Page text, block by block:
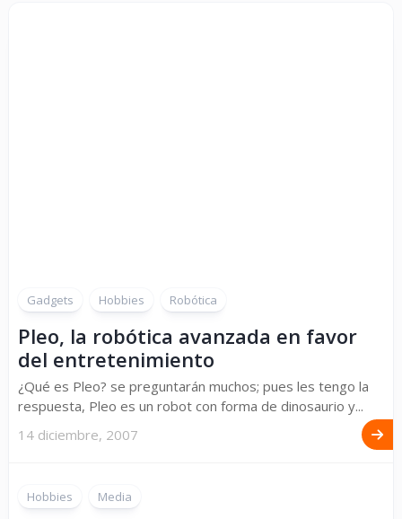
Gadgets Hobbies Robótica
Pleo, la robótica avanzada en favor
del entretenimiento
¿Qué es Pleo? se preguntarán muchos; pues les tengo la
respuesta, Pleo es un robot con forma de dinosaurio y...
14 diciembre, 2007
Hobbies Media